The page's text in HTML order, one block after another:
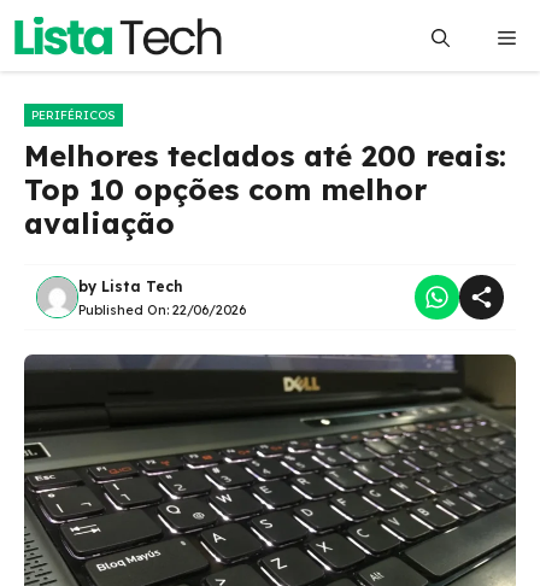
Pular
o
PERIFÉRICOS
Melhores teclados até 200 reais:
Top 10 opções com melhor
avaliação
by Lista Tech
Published On: 22/06/2026